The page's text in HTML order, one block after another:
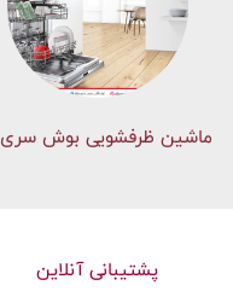
ماشین ظرفشویی بوش سری 8
پشتیبانی آنلاین